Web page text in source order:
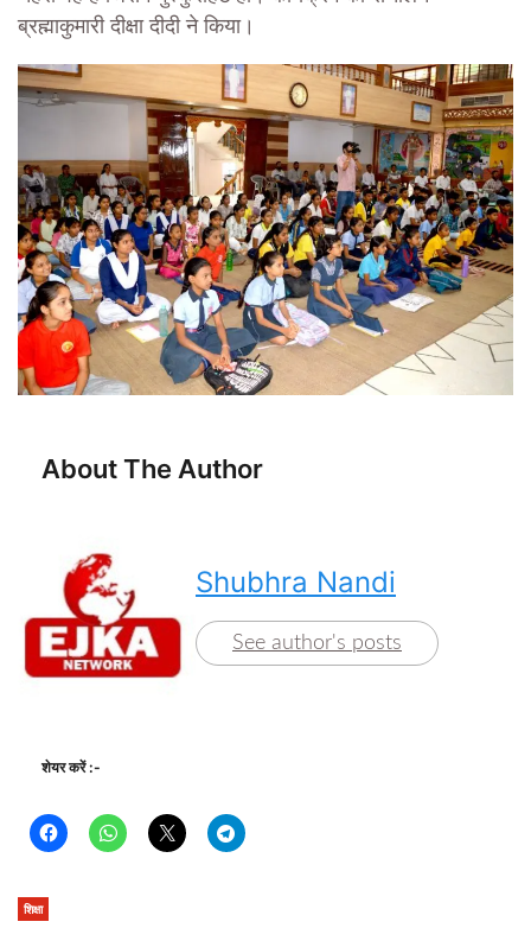
ब्रह्माकुमारी दीक्षा दीदी ने किया।
About The Author
Shubhra Nandi
See author's posts
शेयर करें :-
शिक्षा